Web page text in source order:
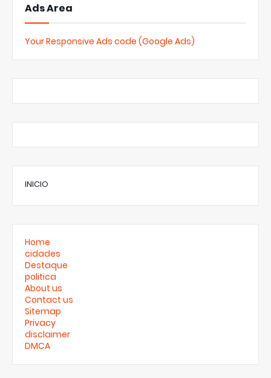
Ads Area
Your Responsive Ads code (Google Ads)
INICIO
Home
cidades
Destaque
politica
About us
Contact us
Sitemap
Privacy
disclaimer
DMCA